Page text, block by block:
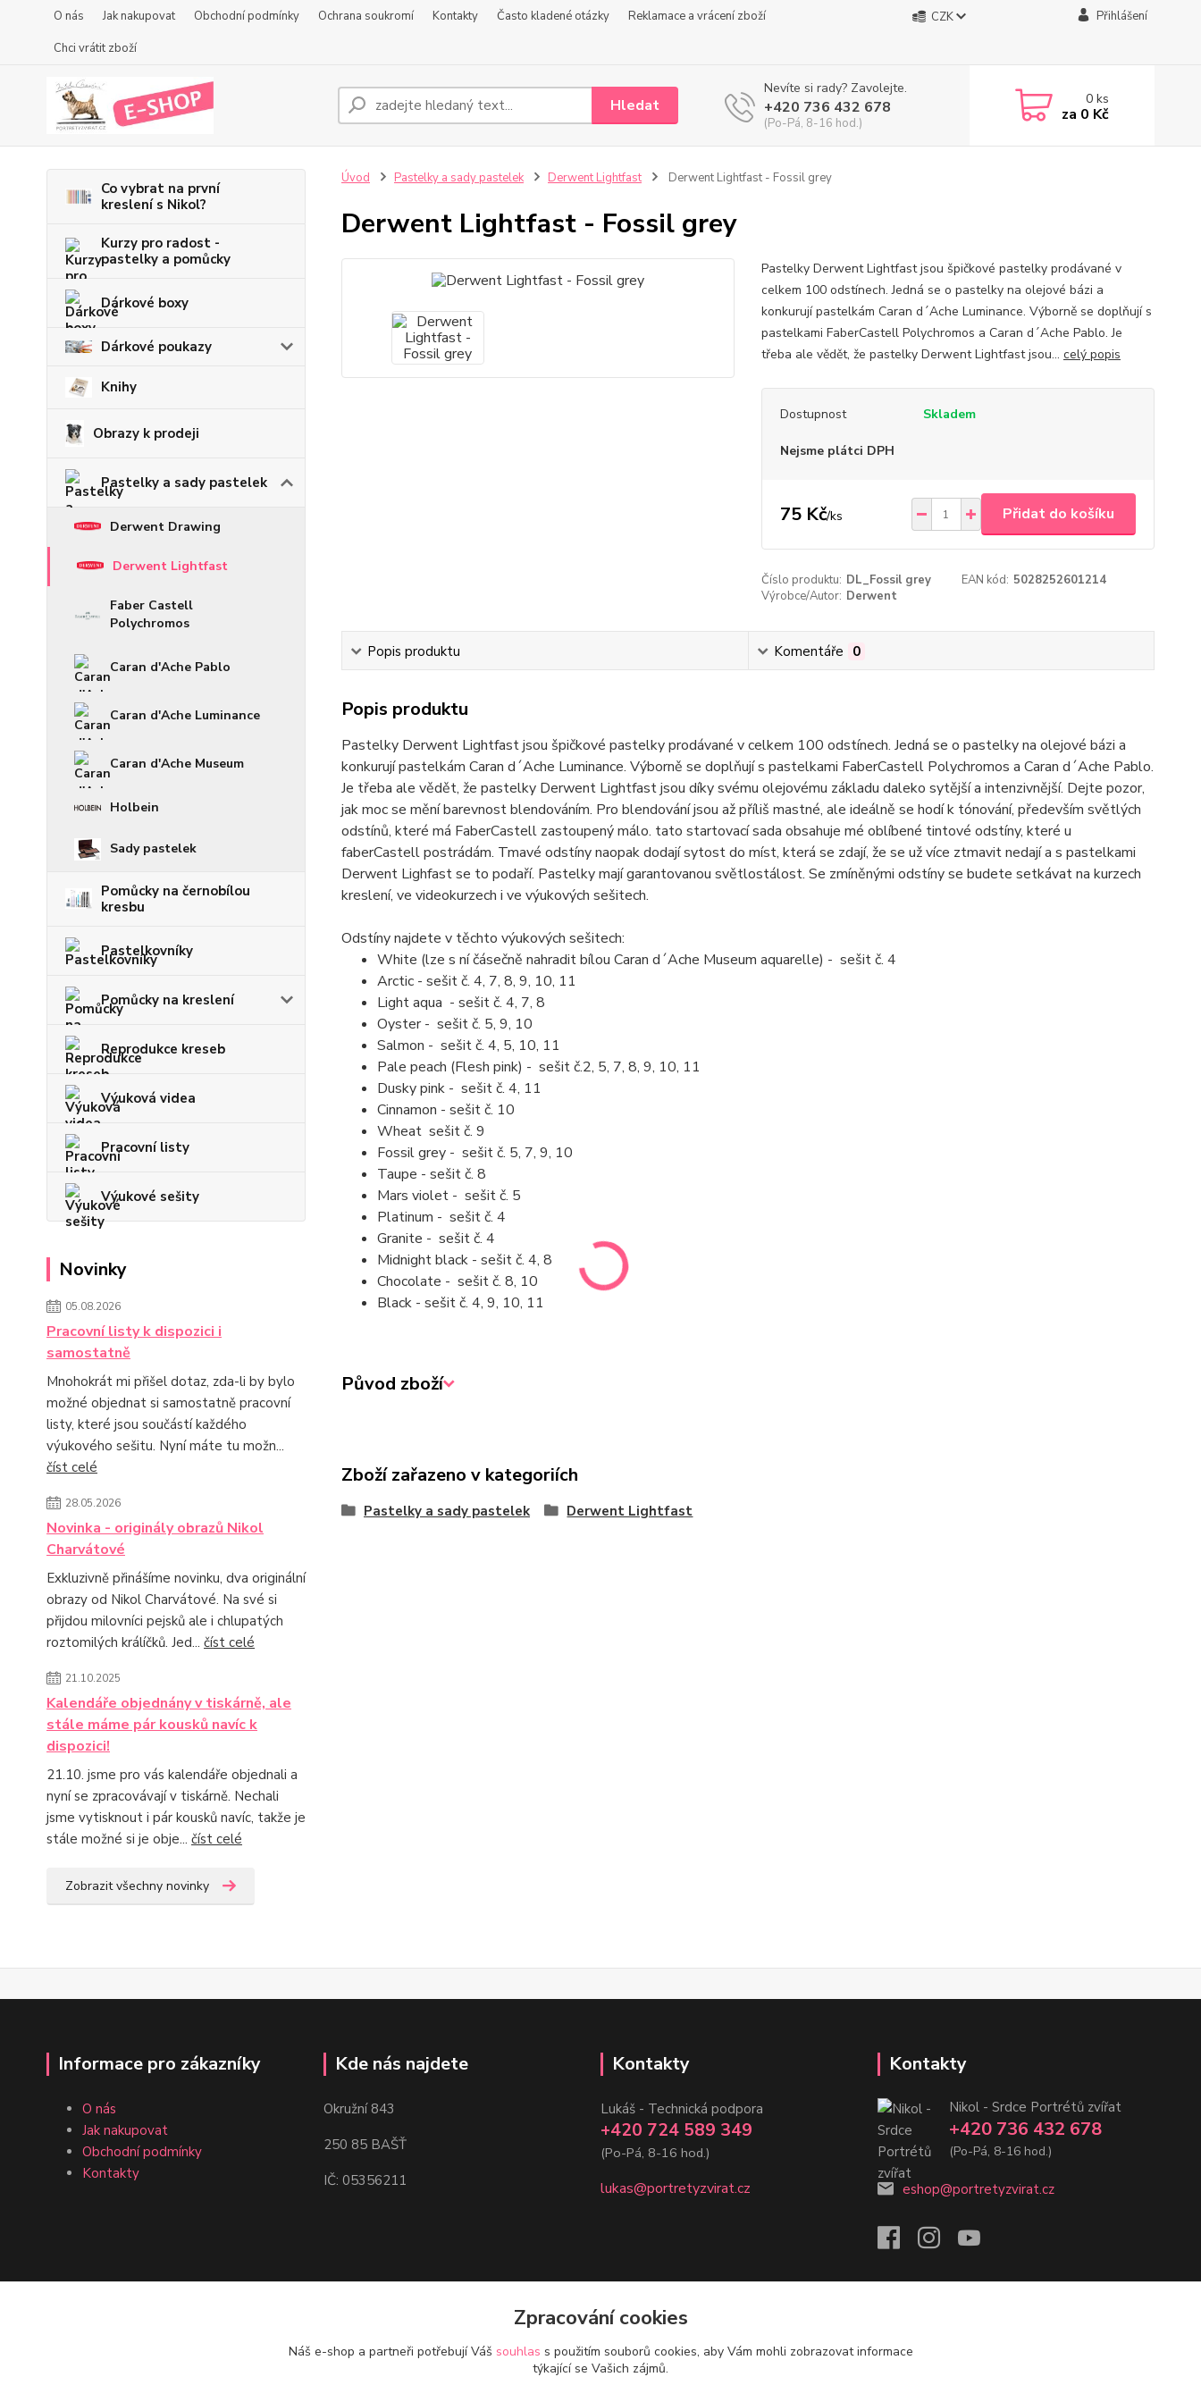
O nás Jak nakupovat Obchodní podmínky Ochrana soukromí Kontakty Často kladené otázky
Reklamace a vrácení zboží
Chci vrátit zboží
CZK Přihlášení
Hledat
Nevíte si rady? Zavolejte.
+420 736 432 678
(Po-Pá, 8-16 hod.)
0ks
za 0 Kč
Co vybrat na první
kreslení s Nikol?
Kurzy pro radost -
pastelky a pomůcky
Dárkové boxy
Dárkové poukazy
Knihy
Obrazy k prodeji
Pastelky a sady pastelek
Derwent Drawing
Derwent Lightfast
Faber Castell
Polychromos
Caran d'Ache Pablo
Caran d'Ache Luminance
Caran d'Ache Museum
Holbein
Sady pastelek
Pomůcky na černobílou
kresbu
Pastelkovníky
Pomůcky na kreslení
Reprodukce kreseb
Výuková videa
Pracovní listy
Výukové sešity
Novinky
05.08.2026
Pracovní listy k dispozici i
samostatně
Mnohokrát mi přišel dotaz, zda-li by bylo
možné objednat si samostatně pracovní
listy, které jsou součástí každého
výukového sešitu. Nyní máte tu možn...
číst celé
28.05.2026
Novinka - originály obrazů Nikol
Charvátové
Exkluzivně přinášíme novinku, dva originální
obrazy od Nikol Charvátové. Na své si
přijdou milovníci pejsků ale i chlupatých
roztomilých králíčků. Jed... číst celé
21.10.2025
Kalendáře objednány v tiskárně, ale
stále máme pár kousků navíc k
dispozici!
21.10. jsme pro vás kalendáře objednali a
nyní se zpracovávají v tiskárně. Nechali
jsme vytisknout i pár kousků navíc, takže je
stále možné si je obje... číst celé
Zobrazit všechny novinky
Úvod Pastelky a sady pastelek Derwent Lightfast Derwent Lightfast - Fossil grey
Derwent Lightfast - Fossil grey
Pastelky Derwent Lightfast jsou špičkové pastelky prodávané v
celkem 100 odstínech. Jedná se o pastelky na olejové bázi a
konkurují pastelkám Caran d´Ache Luminance. Výborně se doplňují s
pastelkami FaberCastell Polychromos a Caran d´Ache Pablo. Je
třeba ale vědět, že pastelky Derwent Lightfast jsou... celý popis
Dostupnost Skladem
Nejsme plátci DPH
75 Kč/ks Přidat do košíku
Číslo produktu: DL_Fossil grey EAN kód: 5028252601214
Výrobce/Autor: Derwent
Popis produktu Komentáře 0
Popis produktu
Pastelky Derwent Lightfast jsou špičkové pastelky prodávané v celkem 100 odstínech. Jedná se o pastelky na olejové bázi a
konkurují pastelkám Caran d´Ache Luminance. Výborně se doplňují s pastelkami FaberCastell Polychromos a Caran d´Ache Pablo.
Je třeba ale vědět, že pastelky Derwent Lightfast jsou díky svému olejovému základu daleko sytější a intenzivnější. Dejte pozor,
jak moc se mění barevnost blendováním. Pro blendování jsou až příliš mastné, ale ideálně se hodí k tónování, především světlých
odstínů, které má FaberCastell zastoupený málo. tato startovací sada obsahuje mé oblíbené tintové odstíny, které u
faberCastell postrádám. Tmavé odstíny naopak dodají sytost do míst, která se zdají, že se už více ztmavit nedají a s pastelkami
Derwent Lighfast se to podaří. Pastelky mají garantovanou světlostálost. Se zmíněnými odstíny se budete setkávat na kurzech
kreslení, ve videokurzech i ve výukových sešitech.
Odstíny najdete v těchto výukových sešitech:
White (lze s ní čásečně nahradit bílou Caran d´Ache Museum aquarelle) - sešit č. 4
Arctic - sešit č. 4, 7, 8, 9, 10, 11
Light aqua - sešit č. 4, 7, 8
Oyster - sešit č. 5, 9, 10
Salmon - sešit č. 4, 5, 10, 11
Pale peach (Flesh pink) - sešit č.2, 5, 7, 8, 9, 10, 11
Dusky pink - sešit č. 4, 11
Cinnamon - sešit č. 10
Wheat sešit č. 9
Fossil grey - sešit č. 5, 7, 9, 10
Taupe - sešit č. 8
Mars violet - sešit č. 5
Platinum - sešit č. 4
Granite - sešit č. 4
Midnight black - sešit č. 4, 8
Chocolate - sešit č. 8, 10
Black - sešit č. 4, 9, 10, 11
Původ zboží
Zboží zařazeno v kategoriích
Pastelky a sady pastelek Derwent Lightfast
Informace pro zákazníky
O nás
Jak nakupovat
Obchodní podmínky
Kontakty
Kde nás najdete
Okružní 843
250 85 BAŠŤ
IČ: 05356211
Kontakty
Lukáš - Technická podpora
+420 724 589 349
(Po-Pá, 8-16 hod.)
lukas@portretyzvirat.cz
Kontakty
Nikol - Srdce Portrétů zvířat
+420 736 432 678
(Po-Pá, 8-16 hod.)
eshop@portretyzvirat.cz
Zpracování cookies
Náš e-shop a partneři potřebují Váš souhlas s použitím souborů cookies, aby Vám mohli zobrazovat informace
týkající se Vašich zájmů.